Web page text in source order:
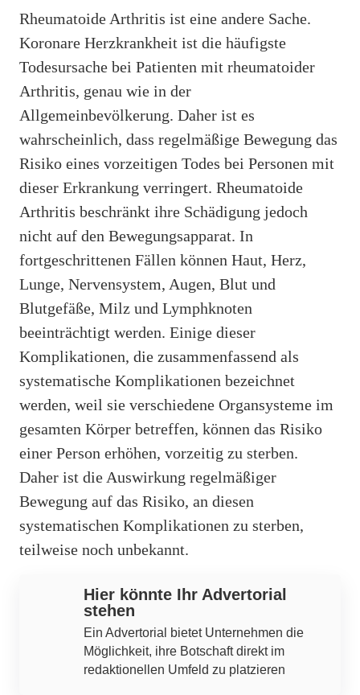
Rheumatoide Arthritis ist eine andere Sache.
Koronare Herzkrankheit ist die häufigste
Todesursache bei Patienten mit rheumatoider
Arthritis, genau wie in der
Allgemeinbevölkerung. Daher ist es
wahrscheinlich, dass regelmäßige Bewegung das
Risiko eines vorzeitigen Todes bei Personen mit
dieser Erkrankung verringert. Rheumatoide
Arthritis beschränkt ihre Schädigung jedoch
nicht auf den Bewegungsapparat. In
fortgeschrittenen Fällen können Haut, Herz,
Lunge, Nervensystem, Augen, Blut und
Blutgefäße, Milz und Lymphknoten
beeinträchtigt werden. Einige dieser
Komplikationen, die zusammenfassend als
systematische Komplikationen bezeichnet
werden, weil sie verschiedene Organsysteme im
gesamten Körper betreffen, können das Risiko
einer Person erhöhen, vorzeitig zu sterben.
Daher ist die Auswirkung regelmäßiger
Bewegung auf das Risiko, an diesen
systematischen Komplikationen zu sterben,
teilweise noch unbekannt.
Hier könnte Ihr Advertorial
stehen
Ein Advertorial bietet Unternehmen die
Möglichkeit, ihre Botschaft direkt im
redaktionellen Umfeld zu platzieren